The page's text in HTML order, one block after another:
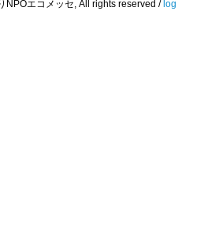
NPOエコメッセ, All rights reserved / log